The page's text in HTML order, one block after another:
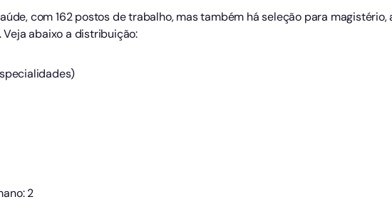
com 162 postos de trabalho, mas também há seleção para
abaixo a distribuição:
2